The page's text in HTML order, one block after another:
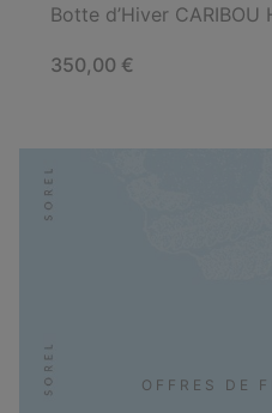
Botte d’Hiver CARIBOU
Regular price:
350,00 €
OFFRES DE